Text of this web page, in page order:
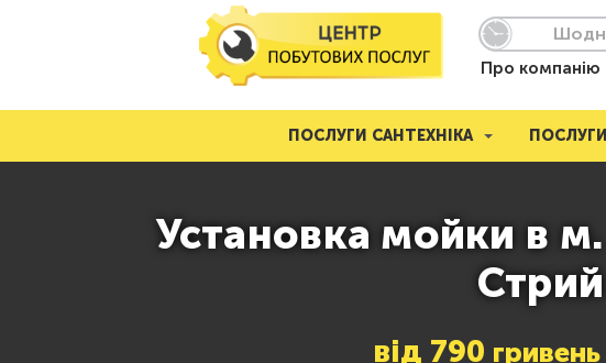
Про компанію
ПОСЛУГИ САНТЕХНІКА
Установка мойки в м.
Стрий
від 790 гривень